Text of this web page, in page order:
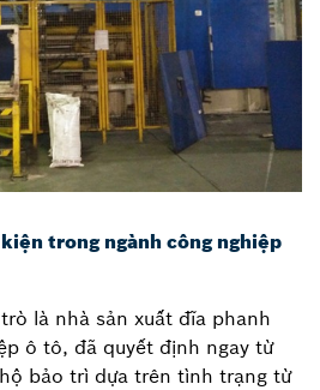
trong ngành công nghiệp
là nhà sản xuất đĩa phanh
ô tô, đã quyết định ngay từ
bảo trì dựa trên tình trạng từ